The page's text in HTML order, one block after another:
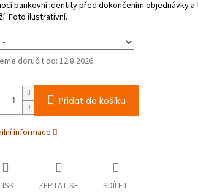
doručit do:12.8.2026
Přidat do košíku
informace
ZEPTAT SE SDÍLET